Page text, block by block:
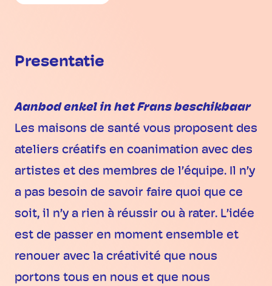
Presentatie
Aanbod enkel in het Frans beschikbaar
Les maisons de santé vous proposent des
ateliers créatifs en coanimation avec des
artistes et des membres de l’équipe. Il n’y
a pas besoin de savoir faire quoi que ce
soit, il n’y a rien à réussir ou à rater. L’idée
est de passer en moment ensemble et
renouer avec la créativité que nous
portons tous en nous et que nous